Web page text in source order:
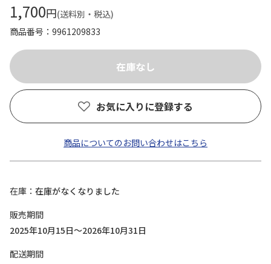
1,700円(送料別・税込)
商品番号
9961209833
お気に入りに登録する
商品についてのお問い合わせはこちら
在庫
在庫がなくなりました
販売期間
2025年10月15日～2026年10月31日
配送期間